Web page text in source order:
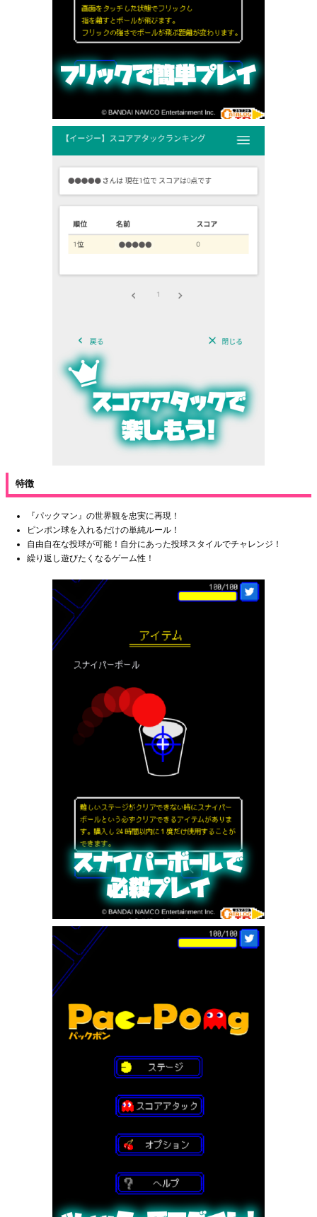
特徴
『パックマン』の世界観を忠実に再現！
ピンポン球を入れるだけの単純ルール！
自由自在な投球が可能！自分にあった投球スタイルでチャレンジ！
繰り返し遊びたくなるゲーム性！